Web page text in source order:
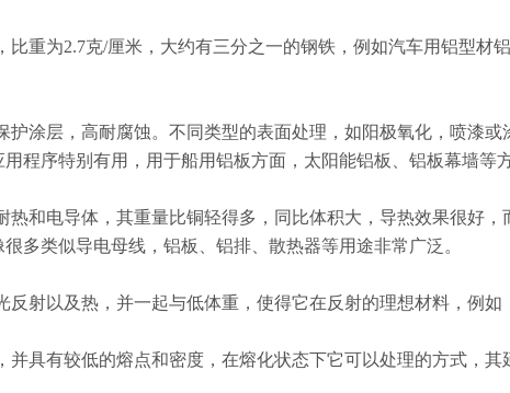
比重为2.7克/厘米，大约有三分之一的钢铁，例如汽车用铝型材
护涂层，高耐腐蚀。不同类型的表面处理，如阳极氧化，喷漆
程序特别有用，用于船用铝板方面，太阳能铝板、铝板幕墙等方
热和电导体，其重量比铜轻得多，同比体积大，导热效果很好
多类似导电母线，铝板、铝排、散热器等用途非常广泛。
反射以及热，并一起与低体重，使得它在反射的理想材料，例如
并具有较低的熔点和密度，在熔化状态下它可以处理的方式，